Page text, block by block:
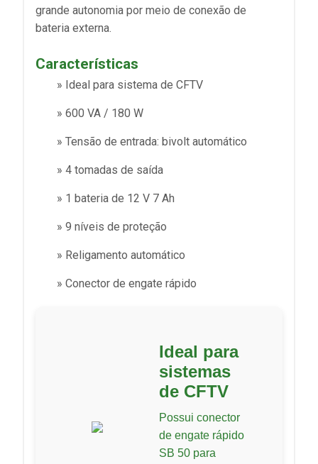
grande autonomia por meio de conexão de
bateria externa.
Características
» Ideal para sistema de CFTV
» 600 VA / 180 W
» Tensão de entrada: bivolt automático
» 4 tomadas de saída
» 1 bateria de 12 V 7 Ah
» 9 níveis de proteção
» Religamento automático
» Conector de engate rápido
Ideal para
sistemas
de CFTV
Possui conector
de engate rápido
SB 50 para